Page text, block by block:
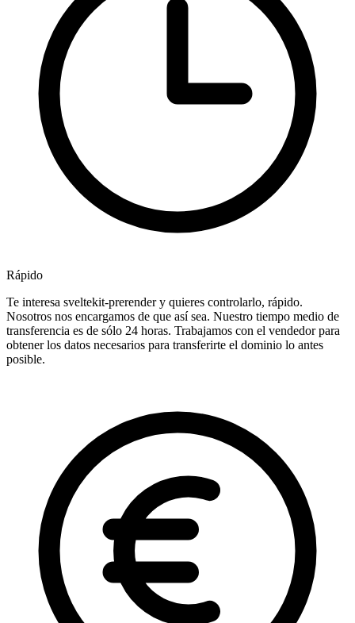
Rápido
Te interesa sveltekit-prerender y quieres controlarlo, rápido.
Nosotros nos encargamos de que así sea. Nuestro tiempo medio de
transferencia es de sólo 24 horas. Trabajamos con el vendedor para
obtener los datos necesarios para transferirte el dominio lo antes
posible.